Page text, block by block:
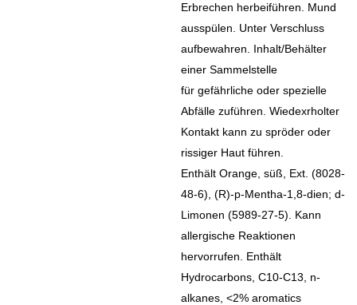
Erbrechen herbeiführen. Mund
ausspülen. Unter Verschluss
aufbewahren. Inhalt/Behälter
einer Sammelstelle
für gefährliche oder spezielle
Abfälle zuführen. Wiedexrholter
Kontakt kann zu spröder oder
rissiger Haut führen.
Enthält Orange, süß, Ext. (8028-
48-6), (R)-p-Mentha-1,8-dien; d-
Limonen (5989-27-5). Kann
allergische Reaktionen
hervorrufen. Enthält
Hydrocarbons, C10-C13, n-
alkanes, <2% aromatics